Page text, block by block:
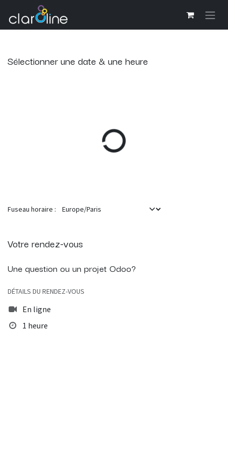
Se rendre au contenu
Sélectionner une date & une heure
Fuseau horaire :
Votre rendez-vous
Une question ou un projet Odoo?
DÉTAILS DU RENDEZ-VOUS
En ligne
1 heure